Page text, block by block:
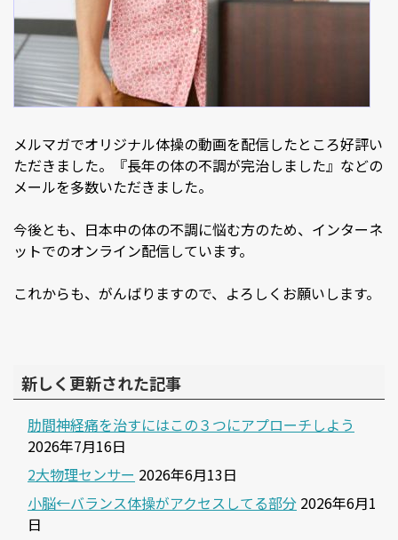
メルマガでオリジナル体操の動画を配信したところ好評い
ただきました。『長年の体の不調が完治しました』などの
メールを多数いただきました。
今後とも、日本中の体の不調に悩む方のため、インターネ
ットでのオンライン配信しています。
これからも、がんばりますので、よろしくお願いします。
新しく更新された記事
肋間神経痛を治すにはこの３つにアプローチしよう
2026年7月16日
2大物理センサー 2026年6月13日
小脳←バランス体操がアクセスしてる部分 2026年6月1
日